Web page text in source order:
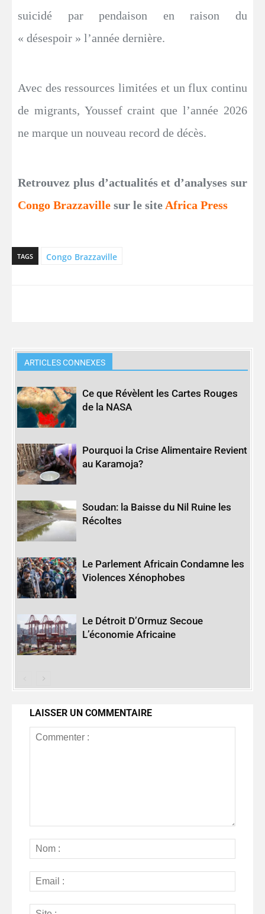
suicidé par pendaison en raison du
« désespoir » l’année dernière.
Avec des ressources limitées et un flux continu
de migrants, Youssef craint que l’année 2026
ne marque un nouveau record de décès.
Retrouvez plus d’actualités et d’analyses sur
Congo Brazzaville sur le site Africa Press
TAGS Congo Brazzaville
ARTICLES CONNEXES
Ce que Révèlent les Cartes Rouges
de la NASA
Pourquoi la Crise Alimentaire Revient
au Karamoja?
Soudan: la Baisse du Nil Ruine les
Récoltes
Le Parlement Africain Condamne les
Violences Xénophobes
Le Détroit D’Ormuz Secoue
L’économie Africaine
LAISSER UN COMMENTAIRE